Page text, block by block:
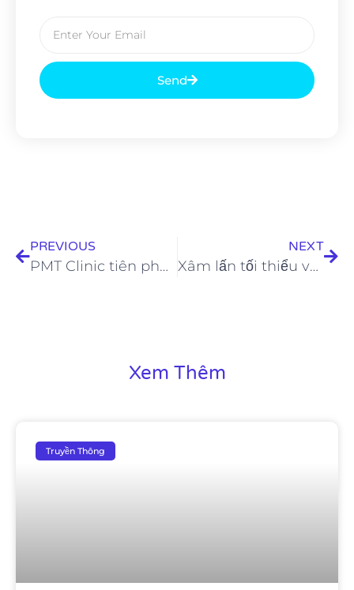
Send
PREVIOUS
PMT Clinic tiên phong công nghệ trị nám bằng điện từ
NEXT
Xâm lấn tối thiểu và xu hướng thẩm mỹ nha khoa năm 2023
Xem Thêm
Truyền Thông